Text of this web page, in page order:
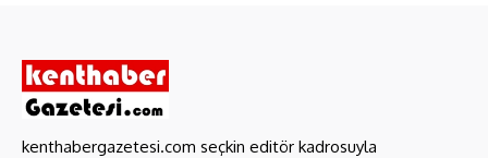
kenthabergazetesi.com seçkin editör kadrosuyla